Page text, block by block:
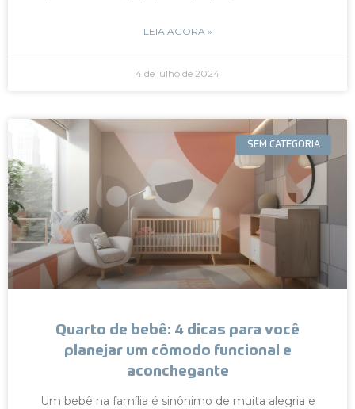
LEIA AGORA »
4 de julho de 2024
SEM CATEGORIA
Quarto de bebê: 4 dicas para você
planejar um cômodo funcional e
aconchegante
Um bebê na família é sinônimo de muita alegria e